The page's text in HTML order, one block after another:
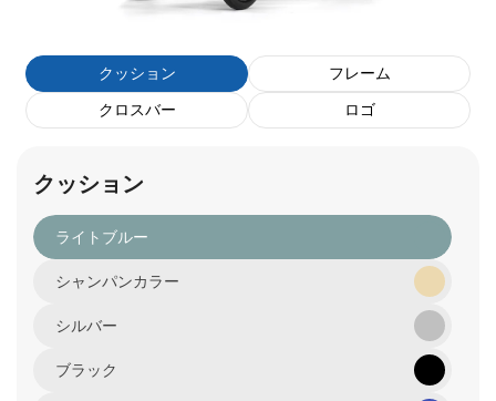
クッション
フレーム
クロスバー
ロゴ
クッション
ライトブルー
シャンパンカラー
シルバー
ブラック